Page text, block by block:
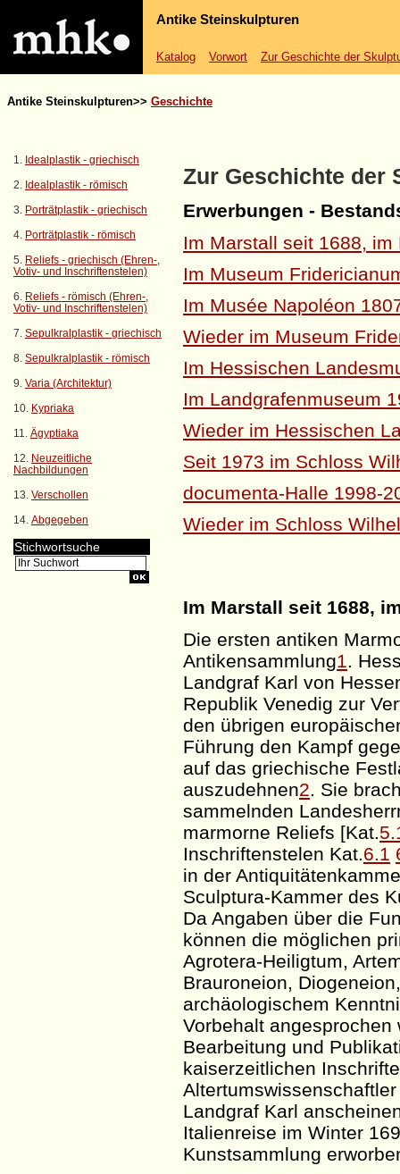
Antike Steinskulpturen
Katalog Vorwort Zur Geschichte der
Antike Steinskulpturen>> Geschichte
1. Idealplastik - griechisch
2. Idealplastik - römisch
3. Porträtplastik - griechisch
4. Porträtplastik - römisch
5. Reliefs - griechisch (Ehren-,
Votiv- und Inschriftenstelen)
6. Reliefs - römisch (Ehren-,
Votiv- und Inschriftenstelen)
7. Sepulkralplastik - griechisch
8. Sepulkralplastik - römisch
9. Varia (Architektur)
10. Kypriaka
11. Ägyptiaka
12. Neuzeitliche
Nachbildungen
13. Verschollen
14. Abgegeben
Stichwortsuche
Zur Geschichte der
Erwerbungen -
Im Marstall seit 1688,
Im Museum
Im Musée Napoléon
Wieder im Museum
Im Hessischen
Im Landgrafenmuseum
Wieder im Hessischen
Seit 1973 im Schloss
documenta-Halle 1998-
Wieder im Schloss
Im Marstall seit 1688,
Die ersten antiken
Antikensammlung1.
Landgraf Karl von
Republik Venedig zur
den übrigen
Führung den Kampf
auf das griechische
auszudehnen2. Sie
sammelnden
marmorne Reliefs [Kat.
Inschriftenstelen Kat.6.1
in der
Sculptura-Kammer des
Da Angaben über die
können die möglichen
Agrotera-Heiligtum,
Brauroneion, Diogeneion
archäologischem
Vorbehalt
Bearbeitung und
kaiserzeitlichen
Landgraf Karl
Italienreise im Winter
Kunstsammlung